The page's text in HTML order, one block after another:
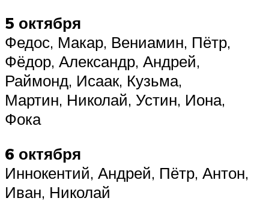
5 октября
Федос, Макар, Вениамин, Пётр,
Фёдор, Александр, Андрей,
Раймонд, Исаак, Кузьма,
Мартин, Николай, Устин, Иона,
Фока
6 октября
Иннокентий, Андрей, Пётр, Антон,
Иван, Николай